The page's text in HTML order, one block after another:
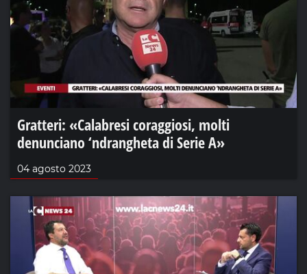
Gratteri: «Calabresi coraggiosi, molti
denunciano ‘ndrangheta di Serie A»
04 agosto 2023